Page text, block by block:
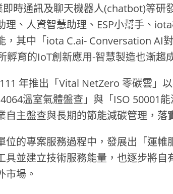
時通訊及聊天機器人(chatbot)等研
理、人資智慧助理、ESP小幫手、
，其中「iota C.ai- Conversation AI
孵育的IoT創新應用-智慧製造也漸趨
年推出「Vital NetZero 零碳雲」
溫室氣體盤查」與「ISO 50001
自主盤查與長期的節能減碳管理，落
位的專案服務過程中，發展出「運帷
具並建立技術服務能量，也逐步將自
市場。